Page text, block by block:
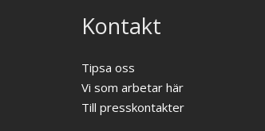
Kontakt
Tipsa oss
Vi som arbetar här
Till presskontakter